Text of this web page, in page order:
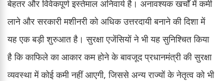
बेहतर और विवेकपूर्ण इस्तेमाल अनिवार्य है। अनावश्यक खर्चों में कमी
लाने और सरकारी मशीनरी को अधिक उत्तरदायी बनाने की दिशा में
यह एक बड़ी शुरुआत है। सुरक्षा एजेंसियों ने भी यह सुनिश्चित किया
है कि काफिले का आकार कम होने के बावजूद प्रधानमंत्री की सुरक्षा
व्यवस्था में कोई कमी नहीं आएगी, जिससे अन्य राज्यों के नेतृत्व को भी